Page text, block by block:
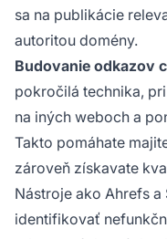
sa na publikácie
autoritou domény.
Budovanie odkazov
pokročilá technika,
na iných weboch a
Takto pomáhate
zároveň získavate
Nástroje ako Ahrefs
identifikovať